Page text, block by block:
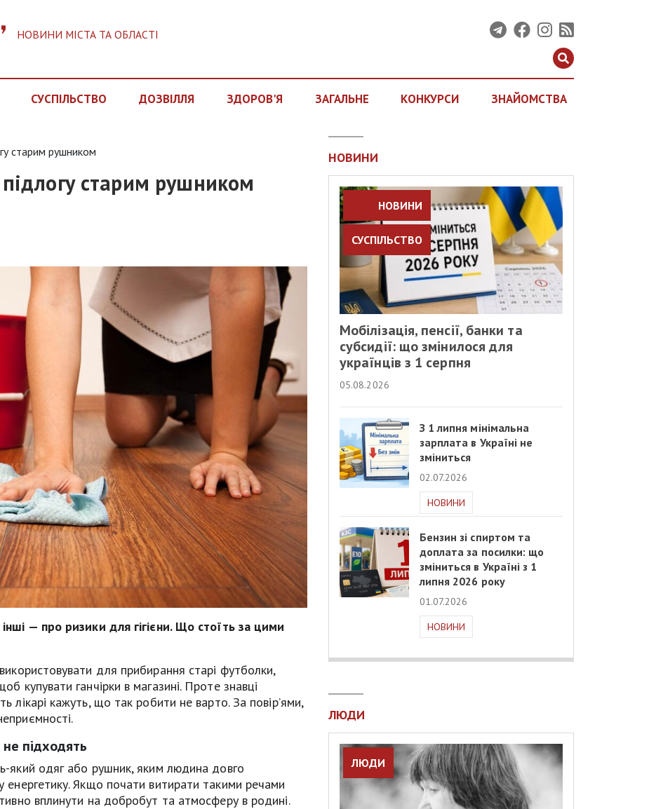
НОВИНИ МІСТА ТА ОБЛАСТІ
СУСПІЛЬСТВО ДОЗВІЛЛЯ ЗДОРОВ'Я ЗАГАЛЬНЕ КОНКУРСИ ЗНАЙОМСТВА
старим рушником
старим рушником
— про ризики для гігієни. Що стоїть за цими
для прибирання старі футболки,
купувати ганчірки в магазині. Проте знавці
лікарі кажуть, що так робити не варто. За повір’ями,
підходять
який одяг або рушник, яким людина довго
енергетику. Якщо почати витирати такими речами
вплинути на добробут та атмосферу в родині.
НОВИНИ
НОВИНИ
СУСПІЛЬСТВО
Мобілізація, пенсії, банки та
субсидії: що змінилося для
українців з 1 серпня
05.08.2026
З 1 липня мінімальна
зарплата в Україні не
зміниться
02.07.2026
НОВИНИ
Бензин зі спиртом та
доплата за посилки: що
зміниться в Україні з 1
липня 2026 року
01.07.2026
НОВИНИ
ЛЮДИ
ЛЮДИ